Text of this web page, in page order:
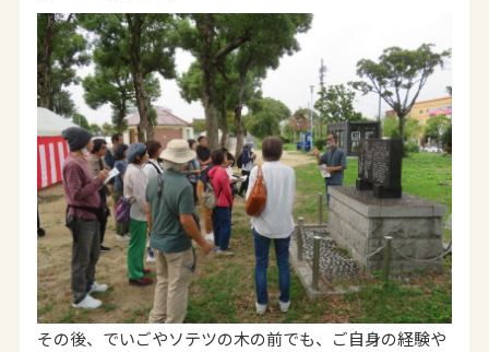
その後、でいごやソテツの木の前でも、ご自身の経験や